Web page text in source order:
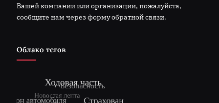
Вашей компании или организации, пожалуйста,
сообщите нам через форму обратной связи.
Облако тегов